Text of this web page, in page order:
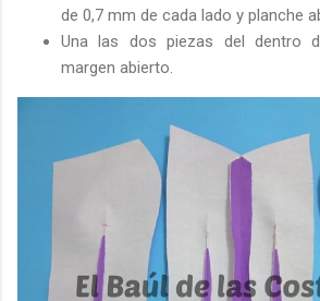
de 0,7 mm de cada lado y planche
Una las dos piezas del dentro
margen abierto.